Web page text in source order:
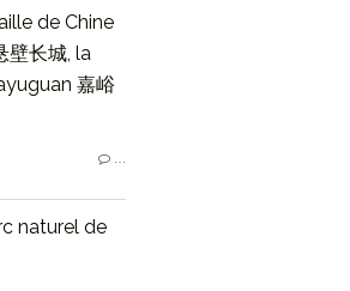
de Chine
壁长城, la
嘉峪
naturel de